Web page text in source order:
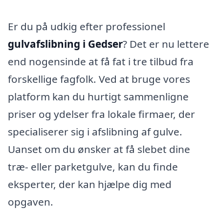
Er du på udkig efter professionel
gulvafslibning i Gedser? Det er nu lettere
end nogensinde at få fat i tre tilbud fra
forskellige fagfolk. Ved at bruge vores
platform kan du hurtigt sammenligne
priser og ydelser fra lokale firmaer, der
specialiserer sig i afslibning af gulve.
Uanset om du ønsker at få slebet dine
træ- eller parketgulve, kan du finde
eksperter, der kan hjælpe dig med
opgaven.